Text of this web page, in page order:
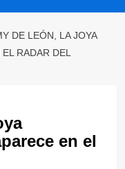
DE LEÓN, LA JOYA
RADAR DEL
en el